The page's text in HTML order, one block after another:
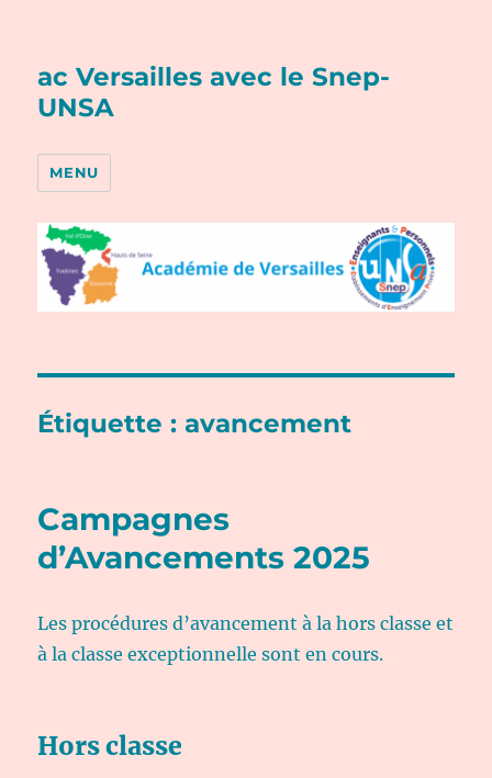
ac Versailles avec le Snep-
UNSA
MENU
Étiquette :avancement
Campagnes
d’Avancements 2025
Les procédures d’avancement à la hors classe et
à la classe exceptionnelle sont en cours.
Hors classe